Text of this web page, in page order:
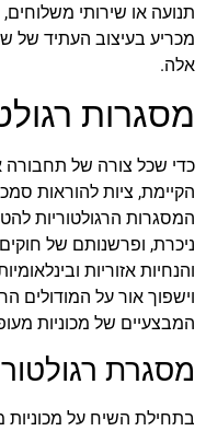
תנועה או שירותי
מכריע בעיצוב העתיד של
אלה.
מסגרות
כדי שכל צורה של תחבורה
הקיימת, ציות להוראות
המסגרות הרגולטוריות
ניכרת, ופרשנותם של
והנחיות אזוריות
וישפוך אור על המודולים
המבצעיים של מכוניות
מסגרת
בתחילת השיח על מכוניות